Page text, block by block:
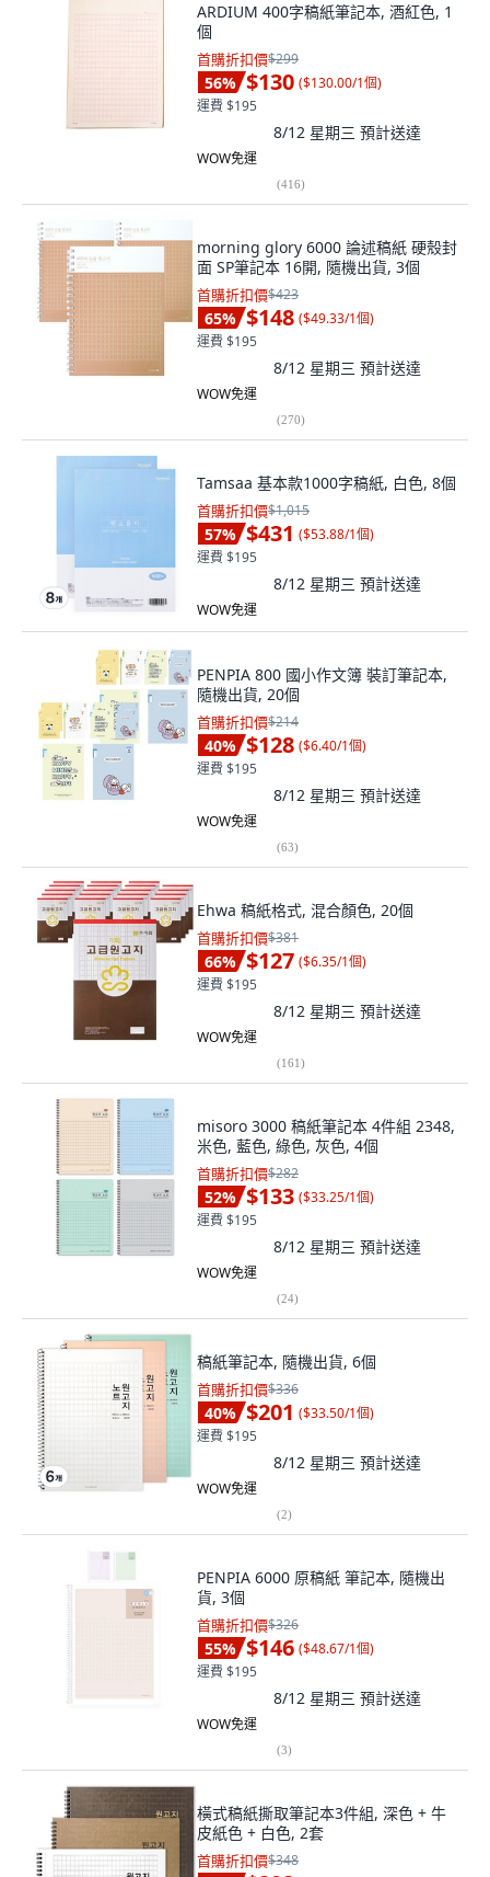
ARDIUM 400字稿紙筆記本, 酒紅色, 1
個
首購折扣價$299
56% $130 ($130.00/1個)
運費 $195
8/12 星期三 預計送達
WOW免運
(416)
morning glory 6000 論述稿紙 硬殼封
面 SP筆記本 16開, 隨機出貨, 3個
首購折扣價$423
65% $148 ($49.33/1個)
運費 $195
8/12 星期三 預計送達
WOW免運
(270)
Tamsaa 基本款1000字稿紙, 白色, 8個
首購折扣價$1,015
57% $431 ($53.88/1個)
運費 $195
8/12 星期三 預計送達
WOW免運
PENPIA 800 國小作文簿 裝訂筆記本,
隨機出貨, 20個
首購折扣價$214
40% $128 ($6.40/1個)
運費 $195
8/12 星期三 預計送達
WOW免運
(63)
Ehwa 稿紙格式, 混合顏色, 20個
首購折扣價$381
66% $127 ($6.35/1個)
運費 $195
8/12 星期三 預計送達
WOW免運
(161)
misoro 3000 稿紙筆記本 4件組 2348,
米色, 藍色, 綠色, 灰色, 4個
首購折扣價$282
52% $133 ($33.25/1個)
運費 $195
8/12 星期三 預計送達
WOW免運
(24)
稿紙筆記本, 隨機出貨, 6個
首購折扣價$336
40% $201 ($33.50/1個)
運費 $195
8/12 星期三 預計送達
WOW免運
(2)
PENPIA 6000 原稿紙 筆記本, 隨機出
貨, 3個
首購折扣價$326
55% $146 ($48.67/1個)
運費 $195
8/12 星期三 預計送達
WOW免運
(3)
橫式稿紙撕取筆記本3件組, 深色 + 牛
皮紙色 + 白色, 2套
首購折扣價$348